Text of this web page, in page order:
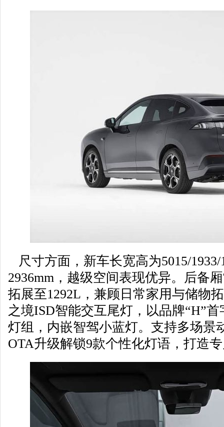
尺寸方面，新车长宽高为5015/1933/
2936mm，越级空间表现优异。后备
拓展至1292L，兼顾日常家用与储物
之境ISD智能交互尾灯，以品牌“H”
灯组，内嵌智驾小蓝灯。支持多场景
OTA升级解锁9款个性化灯语，打造